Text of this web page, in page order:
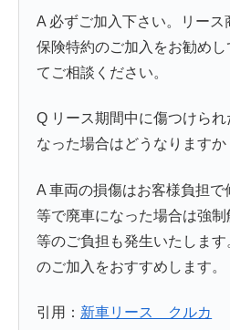
A 必ずご加入下さい。リース
保険特約のご加入をお勧め
てご相談ください。
Q リース期間中に傷つけら
なった場合はどうなりますか
A 車両の損傷はお客様負担
等で廃車になった場合は強
等のご負担も発生いたしま
のご加入をおすすめします。
引用： 新車リース クルカ